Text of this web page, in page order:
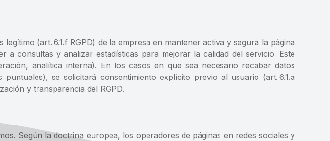
(art. 6.1.f RGPD) de la empresa en mantener activa y segura la página
a consultas y analizar estadísticas para mejorar la calidad del servicio. Este
analítica interna). En los casos en que sea necesario recabar datos
se solicitará consentimiento explícito previo al usuario (art. 6.1.a
y transparencia del RGPD.
Según la doctrina europea, los operadores de páginas en redes sociales y